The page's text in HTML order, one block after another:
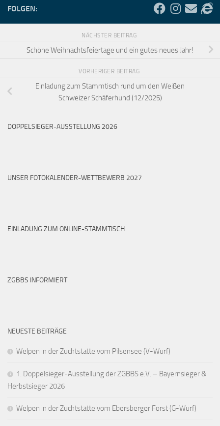
FOLGEN:
NÄCHSTER BEITRAG
Schöne Weihnachtsfeiertage und ein gutes neues Jahr!
VORHERIGER BEITRAG
Einladung zum Stammtisch rund um den Weißen
Schweizer Schäferhund (12/2025)
DOPPELSIEGER-AUSSTELLUNG 2026
UNSER FOTOKALENDER-WETTBEWERB 2027
EINLADUNG ZUM ONLINE-STAMMTISCH
ZGBBS INFORMIERT
NEUESTE BEITRÄGE
Welpen in der Zuchtstätte vom Pilsensee (V-Wurf)
1. Doppelsieger-Ausstellung der ZGBBS e.V. – Bayernsieger &
Herbstsieger 2026
Welpen in der Zuchtstätte vom Ebersberger Forst (G-Wurf)